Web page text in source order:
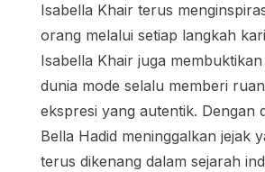
Isabella Khair terus
orang melalui setiap langkah
Isabella Khair juga
dunia mode selalu memberi
ekspresi yang autentik. Dengan
Bella Hadid meninggalkan jejak
terus dikenang dalam sejarah